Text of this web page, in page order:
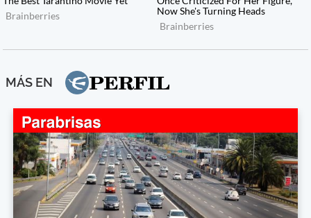
MÁS EN